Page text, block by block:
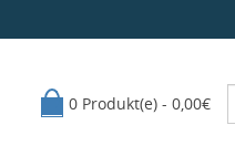
0 Produkt(e) - 0,00€